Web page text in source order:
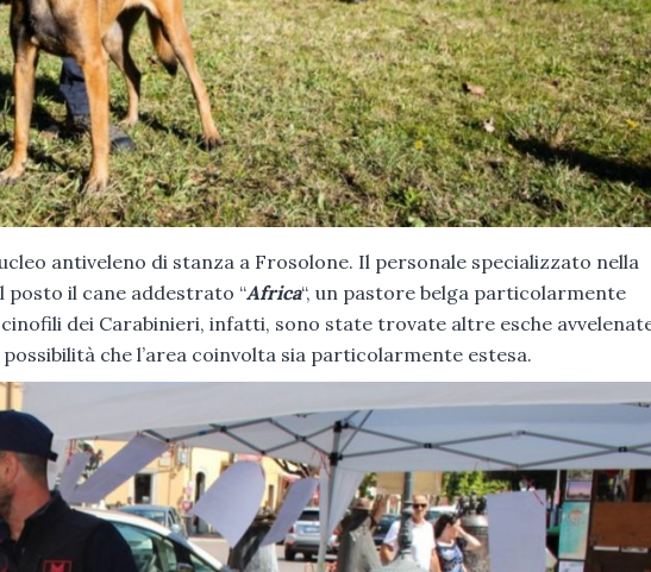
antiveleno di stanza a Frosolone. Il personale specializzato nella
posto il cane addestrato “Africa“, un pastore belga particolarmente
dei Carabinieri, infatti, sono state trovate altre esche
che l’area coinvolta sia particolarmente estesa.